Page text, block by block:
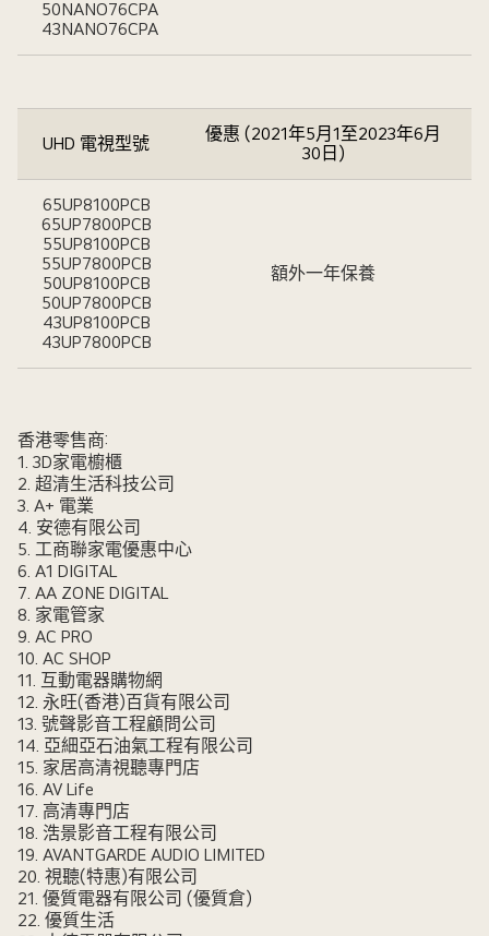
50NANO76CPA
43NANO76CPA
UHD 電視型號
優惠 (2021年5月1至2023年6月
30日)
65UP8100PCB
65UP7800PCB
55UP8100PCB
55UP7800PCB
50UP8100PCB
50UP7800PCB
43UP8100PCB
43UP7800PCB
額外一年保養
香港零售商:
1. 3D家電櫥櫃
2. 超清生活科技公司
3. A+ 電業
4. 安德有限公司
5. 工商聯家電優惠中心
6. A1 DIGITAL
7. AA ZONE DIGITAL
8. 家電管家
9. AC PRO
10. AC SHOP
11. 互動電器購物網
12. 永旺(香港)百貨有限公司
13. 號聲影音工程顧問公司
14. 亞細亞石油氣工程有限公司
15. 家居高清視聽專門店
16. AV Life
17. 高清專門店
18. 浩景影音工程有限公司
19. AVANTGARDE AUDIO LIMITED
20. 視聽(特惠)有限公司
21. 優質電器有限公司 (優質倉)
22. 優質生活